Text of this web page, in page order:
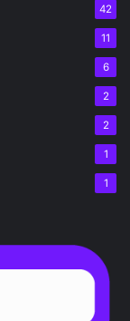
42
11
6
2
2
1
1